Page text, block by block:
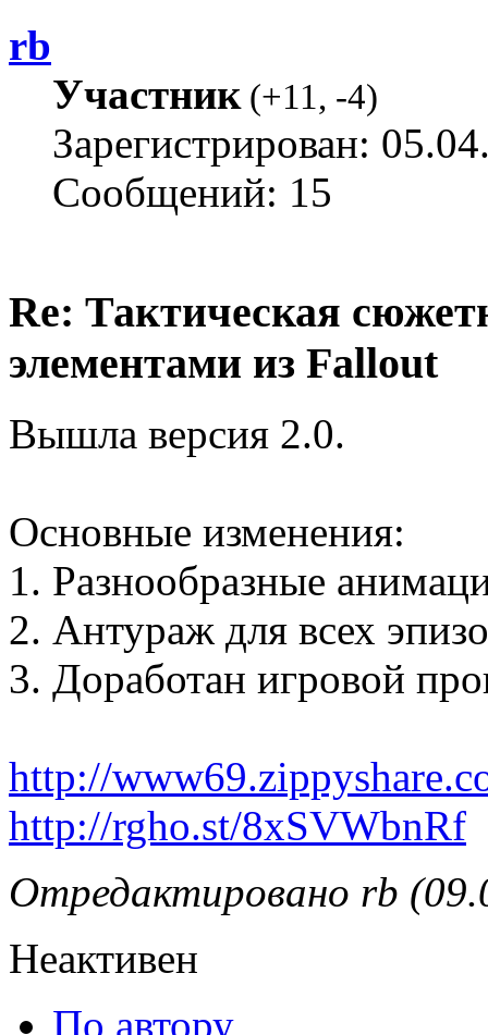
rb
Участник(+11, -4)
Зарегистрирован:
Сообщений: 15
Re: Тактическая
элементами из Fallout
Вышла версия 2.0.
Основные изменения:
1. Разнообразные
2. Антураж для всех
3. Доработан игровой
http://
http://rgho.st/8xSVWbnRf
Отредактировано rb
Неактивен
По автору